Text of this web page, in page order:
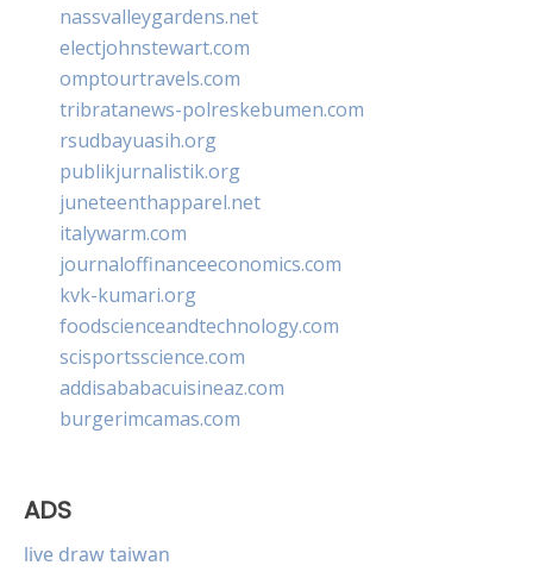
nassvalleygardens.net
electjohnstewart.com
omptourtravels.com
tribratanews-polreskebumen.com
rsudbayuasih.org
publikjurnalistik.org
juneteenthapparel.net
italywarm.com
journaloffinanceeconomics.com
kvk-kumari.org
foodscienceandtechnology.com
scisportsscience.com
addisababacuisineaz.com
burgerimcamas.com
ADS
live draw taiwan